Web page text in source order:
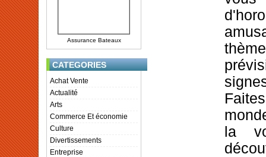
Assurance Bateaux
CATEGORIES
Achat Vente
Actualité
Arts
Commerce Et économie
Culture
Divertissements
Entreprise
la